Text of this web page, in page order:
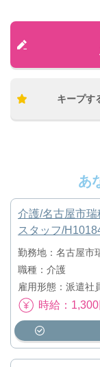
キープす
あ
介護/名古屋市
スタッフ/
勤務地：名古屋市
職種：介護
雇用形態：派遣社
時給：